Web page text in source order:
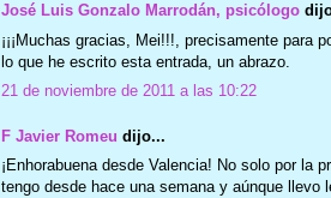
José Luis Gonzalo Marrodán, psicólogo
¡¡¡Muchas gracias, Mei!!!, precisamente para
lo que he escrito esta entrada, un abrazo.
21 de noviembre de 2011 a las 10:22
F Javier Romeu dijo...
¡Enhorabuena desde Valencia! No solo por la
tengo desde hace una semana y aúnque